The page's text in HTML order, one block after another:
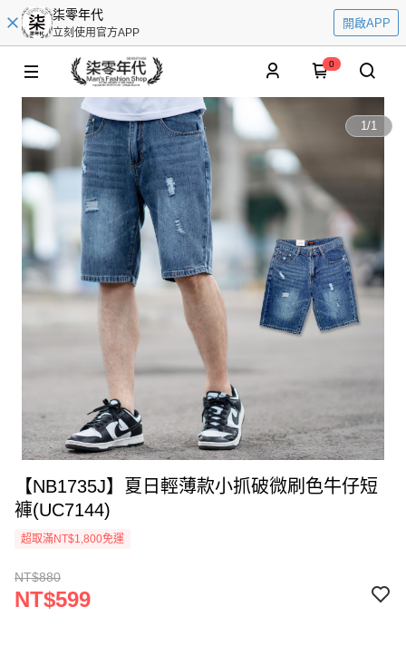
柒零年代
立刻使用官方APP
開啟APP
0
1/1
【NB1735J】夏日輕薄款小抓破微刷色牛仔短
褲(UC7144)
超取滿NT$1,800免運
NT$880
NT$599